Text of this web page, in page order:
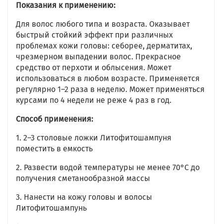
Показания к применению:
Для волос любого типа и возраста. Оказывает
быстрый стойкий эффект при различных
проблемах кожи головы: себорее, дерматитах,
чрезмерном выпадении волос. Прекрасное
средство от перхоти и облысения. Может
использоваться в любом возрасте. Применяется
регулярно 1–2 раза в неделю. Может применяться
курсами по 4 недели не реже 4 раз в год.
Способ применения:
1. 2–3 столовые ложки Литофитошампуня
поместить в емкость
2. Развести водой температуры не менее 70°C до
получения сметанообразной массы
3. Нанести на кожу головы и волосы
Литофитошампунь